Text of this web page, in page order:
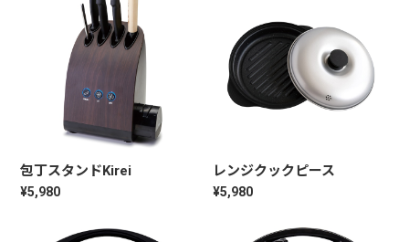
包丁スタンドKirei
¥5,980
レンジクックピース
¥5,980